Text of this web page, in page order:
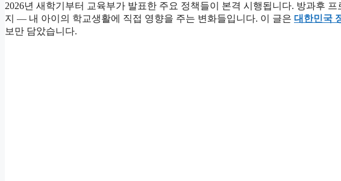
2026년 새학기부터 교육부가 발표한 주요 정책들이 본격 시행됩니다. 방과후
지 — 내 아이의 학교생활에 직접 영향을 주는 변화들입니다. 이 글은 대한민국
보만 담았습니다.